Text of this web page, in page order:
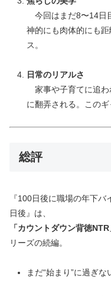
今回はまだ8〜14日
神的にも肉体的にも
ス。
日常のリアルさ
家事や子育てに追わ
に翻弄される。このギ
総評
『100日後に職場の年下
日後』は、
「カウントダウン背徳NTR
リーズの続編。
まだ“始まり”に過ぎ